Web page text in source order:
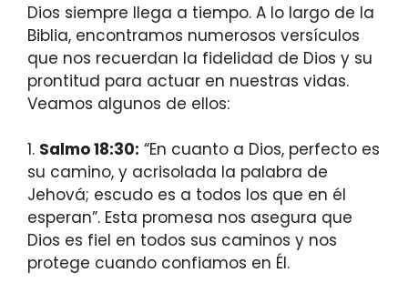
Dios siempre llega a tiempo. A lo largo de la
Biblia, encontramos numerosos versículos
que nos recuerdan la fidelidad de Dios y su
prontitud para actuar en nuestras vidas.
Veamos algunos de ellos:
1. Salmo 18:30: “En cuanto a Dios, perfecto es
su camino, y acrisolada la palabra de
Jehová; escudo es a todos los que en él
esperan”. Esta promesa nos asegura que
Dios es fiel en todos sus caminos y nos
protege cuando confiamos en Él.